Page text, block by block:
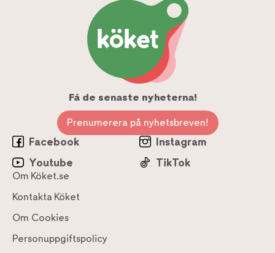
Få de senaste nyheterna!
Prenumerera på nyhetsbreven!
Facebook
Instagram
Youtube
TikTok
Om Köket.se
Kontakta Köket
Om Cookies
Personuppgiftspolicy